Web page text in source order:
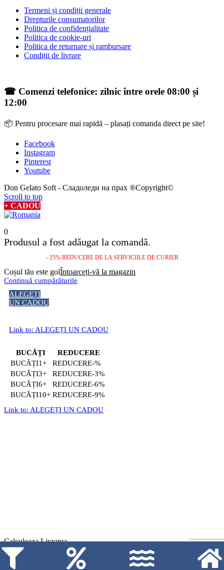
Termeni și condiții generale
Drepturile consumatorilor
Politica de confidențialitate
Politica de cookie-uri
Politica de returnare și rambursare
Condiții de livrare
☎ Comenzi telefonice: zilnic între orele 08:00 și
12:00
📦 Pentru procesare mai rapidă – plasați comanda direct pe site!
Facebook
Instagram
Pinterest
Youtube
Don Gelato Soft - Сладоледи на прах ®Copyright©
Scroll to top
+ CADOU
0
Produsul a fost adăugat la comandă.
- 25% REDUCERE DE LA SERVICIILE DE CURIER
Coșul tău este golÎntoarceți-vă la magazin
Continuă cumpărăturile
ALEGEȚI
UN CADOU
Link to: ALEGEȚI UN CADOU
BUCĂȚI
REDUCERE
1+
-%
3+
-3%
6+
-6%
10+
-9%
Link to: ALEGEȚI UN CADOU
Calculeaza Livrarea